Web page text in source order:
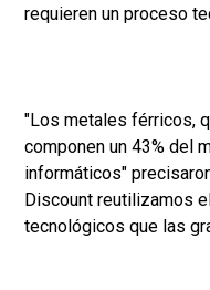
requieren un proceso
"Los metales férricos,
componen un 43% del
informáticos"
Discount reutilizamos
tecnológicos que las